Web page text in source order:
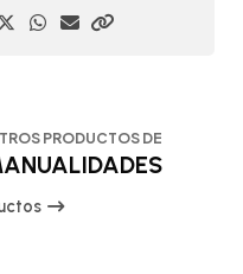
PRODUCTOS DE